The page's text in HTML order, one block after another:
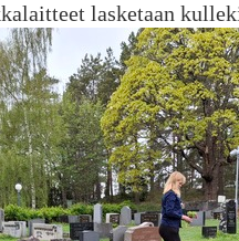
lasketaan